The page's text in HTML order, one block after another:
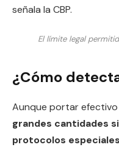
señala la CBP.
El límite legal
¿Cómo
Aunque portar efectivo
grandes cantidades
protocolos